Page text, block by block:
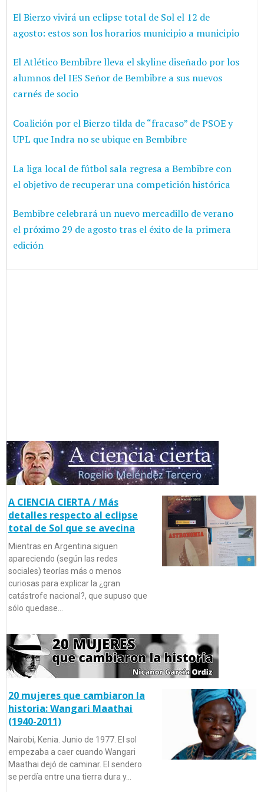
El Bierzo vivirá un eclipse total de Sol el 12 de
agosto: estos son los horarios municipio a municipio
El Atlético Bembibre lleva el skyline diseñado por los
alumnos del IES Señor de Bembibre a sus nuevos
carnés de socio
Coalición por el Bierzo tilda de “fracaso” de PSOE y
UPL que Indra no se ubique en Bembibre
La liga local de fútbol sala regresa a Bembibre con
el objetivo de recuperar una competición histórica
Bembibre celebrará un nuevo mercadillo de verano
el próximo 29 de agosto tras el éxito de la primera
edición
A CIENCIA CIERTA / Más
detalles respecto al eclipse
total de Sol que se avecina
Mientras en Argentina siguen
apareciendo (según las redes
sociales) teorías más o menos
curiosas para explicar la ¿gran
catástrofe nacional?, que supuso que
sólo quedase…
20 mujeres que cambiaron la
historia: Wangari Maathai
(1940-2011)
Nairobi, Kenia. Junio de 1977. El sol
empezaba a caer cuando Wangari
Maathai dejó de caminar. El sendero
se perdía entre una tierra dura y…